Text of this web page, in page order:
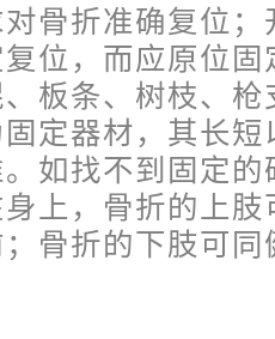
骨折准确复位
位，而应原位
板条、树枝、
定器材，其长
如找不到固定
上，骨折的上
骨折的下肢可